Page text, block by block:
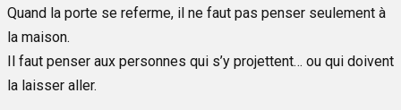
Quand la porte se referme, il ne faut pas penser seulement à
la maison.
Il faut penser aux personnes qui s’y projettent… ou qui doivent
la laisser aller.